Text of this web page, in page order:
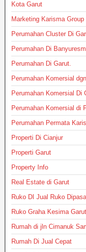
Kota Garut
Marketing Karisma Group
Perumahan Cluster Di
Perumahan Di
Perumahan Di Garut.
Perumahan Komersial
Perumahan Komersial Di
Perumahan Komersial di
Perumahan Permata
Properti Di Cianjur
Properti Garut
Property Info
Real Estate di Garut
Ruko DI Jual Ruko
Ruko Graha Kesima Garut
Rumah di jln Cimanuk
Rumah Di Jual Cepat